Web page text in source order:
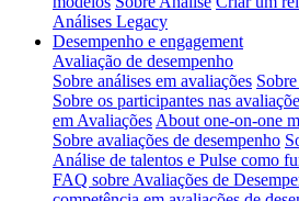
Análises Legacy
Desempenho e engagement
Avaliação de desempenho
Sobre análises em avaliações
Sobre os participantes nas
em Avaliações About one-on-one
Sobre avaliações de desempenho
Análise de talentos e Pulse como
FAQ sobre Avaliações de